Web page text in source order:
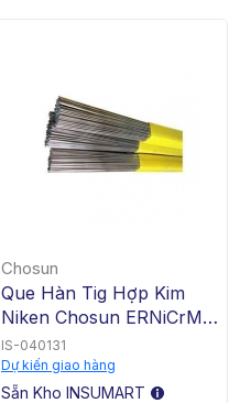
Chosun
Que Hàn Tig Hợp Kim
Niken Chosun ERNiCrMo-
3 TGC-625, 2.4x1000mm,
5 Kg / Hộp, 20 Kg /
Thùng
IS-040131
Dự kiến giao hàng
Sẵn Kho INSUMART